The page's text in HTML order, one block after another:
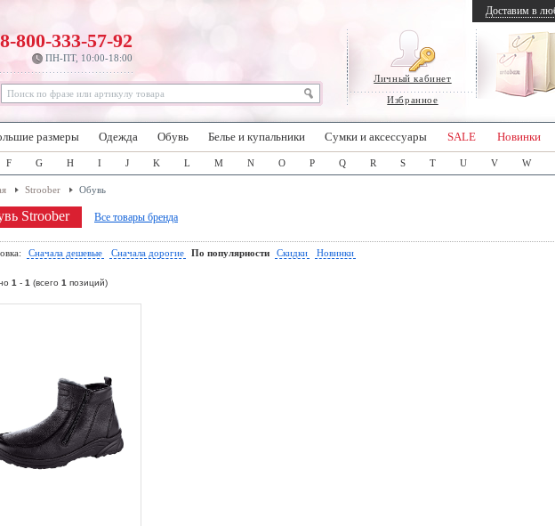
Личный кабинет
Избранное
8-800-333-57-92
ПН-ПТ, 10:00-18:00
Доставим в
размеры Одежда Обувь Белье и купальники Сумки и аксессуары SALE Новинки
F G H I J K L M N O P Q R S T U V W
Stroober Обувь
Stroober Все товары бренда
Сначала дешевые Сначала дорогие По популярности Скидки Новинки
1 - 1 (всего 1 позиций)